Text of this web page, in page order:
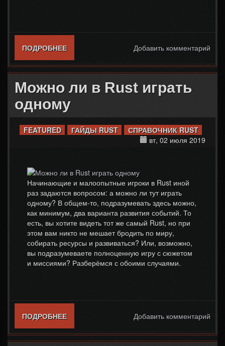
ПОДРОБНЕЕО КАК СДЕЛАТЬ ЖЕНСКОГО ПЕРСОНАЖА
В RUST
Добавить комментарий
Можно ли в Rust играть
одному
FEATURED ГАЙДЫ RUST
СПРАВОЧНИК RUST
вт, 02 июля 2019
Начинающие и малоопытные игроки в Rust иной
раз задаются вопросом: а можно ли тут играть
одному? В общем-то, подразумевать здесь можно,
как минимум, два варианта развития событий. То
есть, вы хотите видеть тот же самый Rust, но при
этом вам никто не мешает бродить по миру,
собирать ресурсы и развиваться? Или, возможно,
вы подразумеваете полноценную игру с сюжетом
и миссиями? Разберёмся с обоими случаями.
ПОДРОБНЕЕО МОЖНО ЛИ В RUST ИГРАТЬ ОДНОМУ
Добавить комментарий